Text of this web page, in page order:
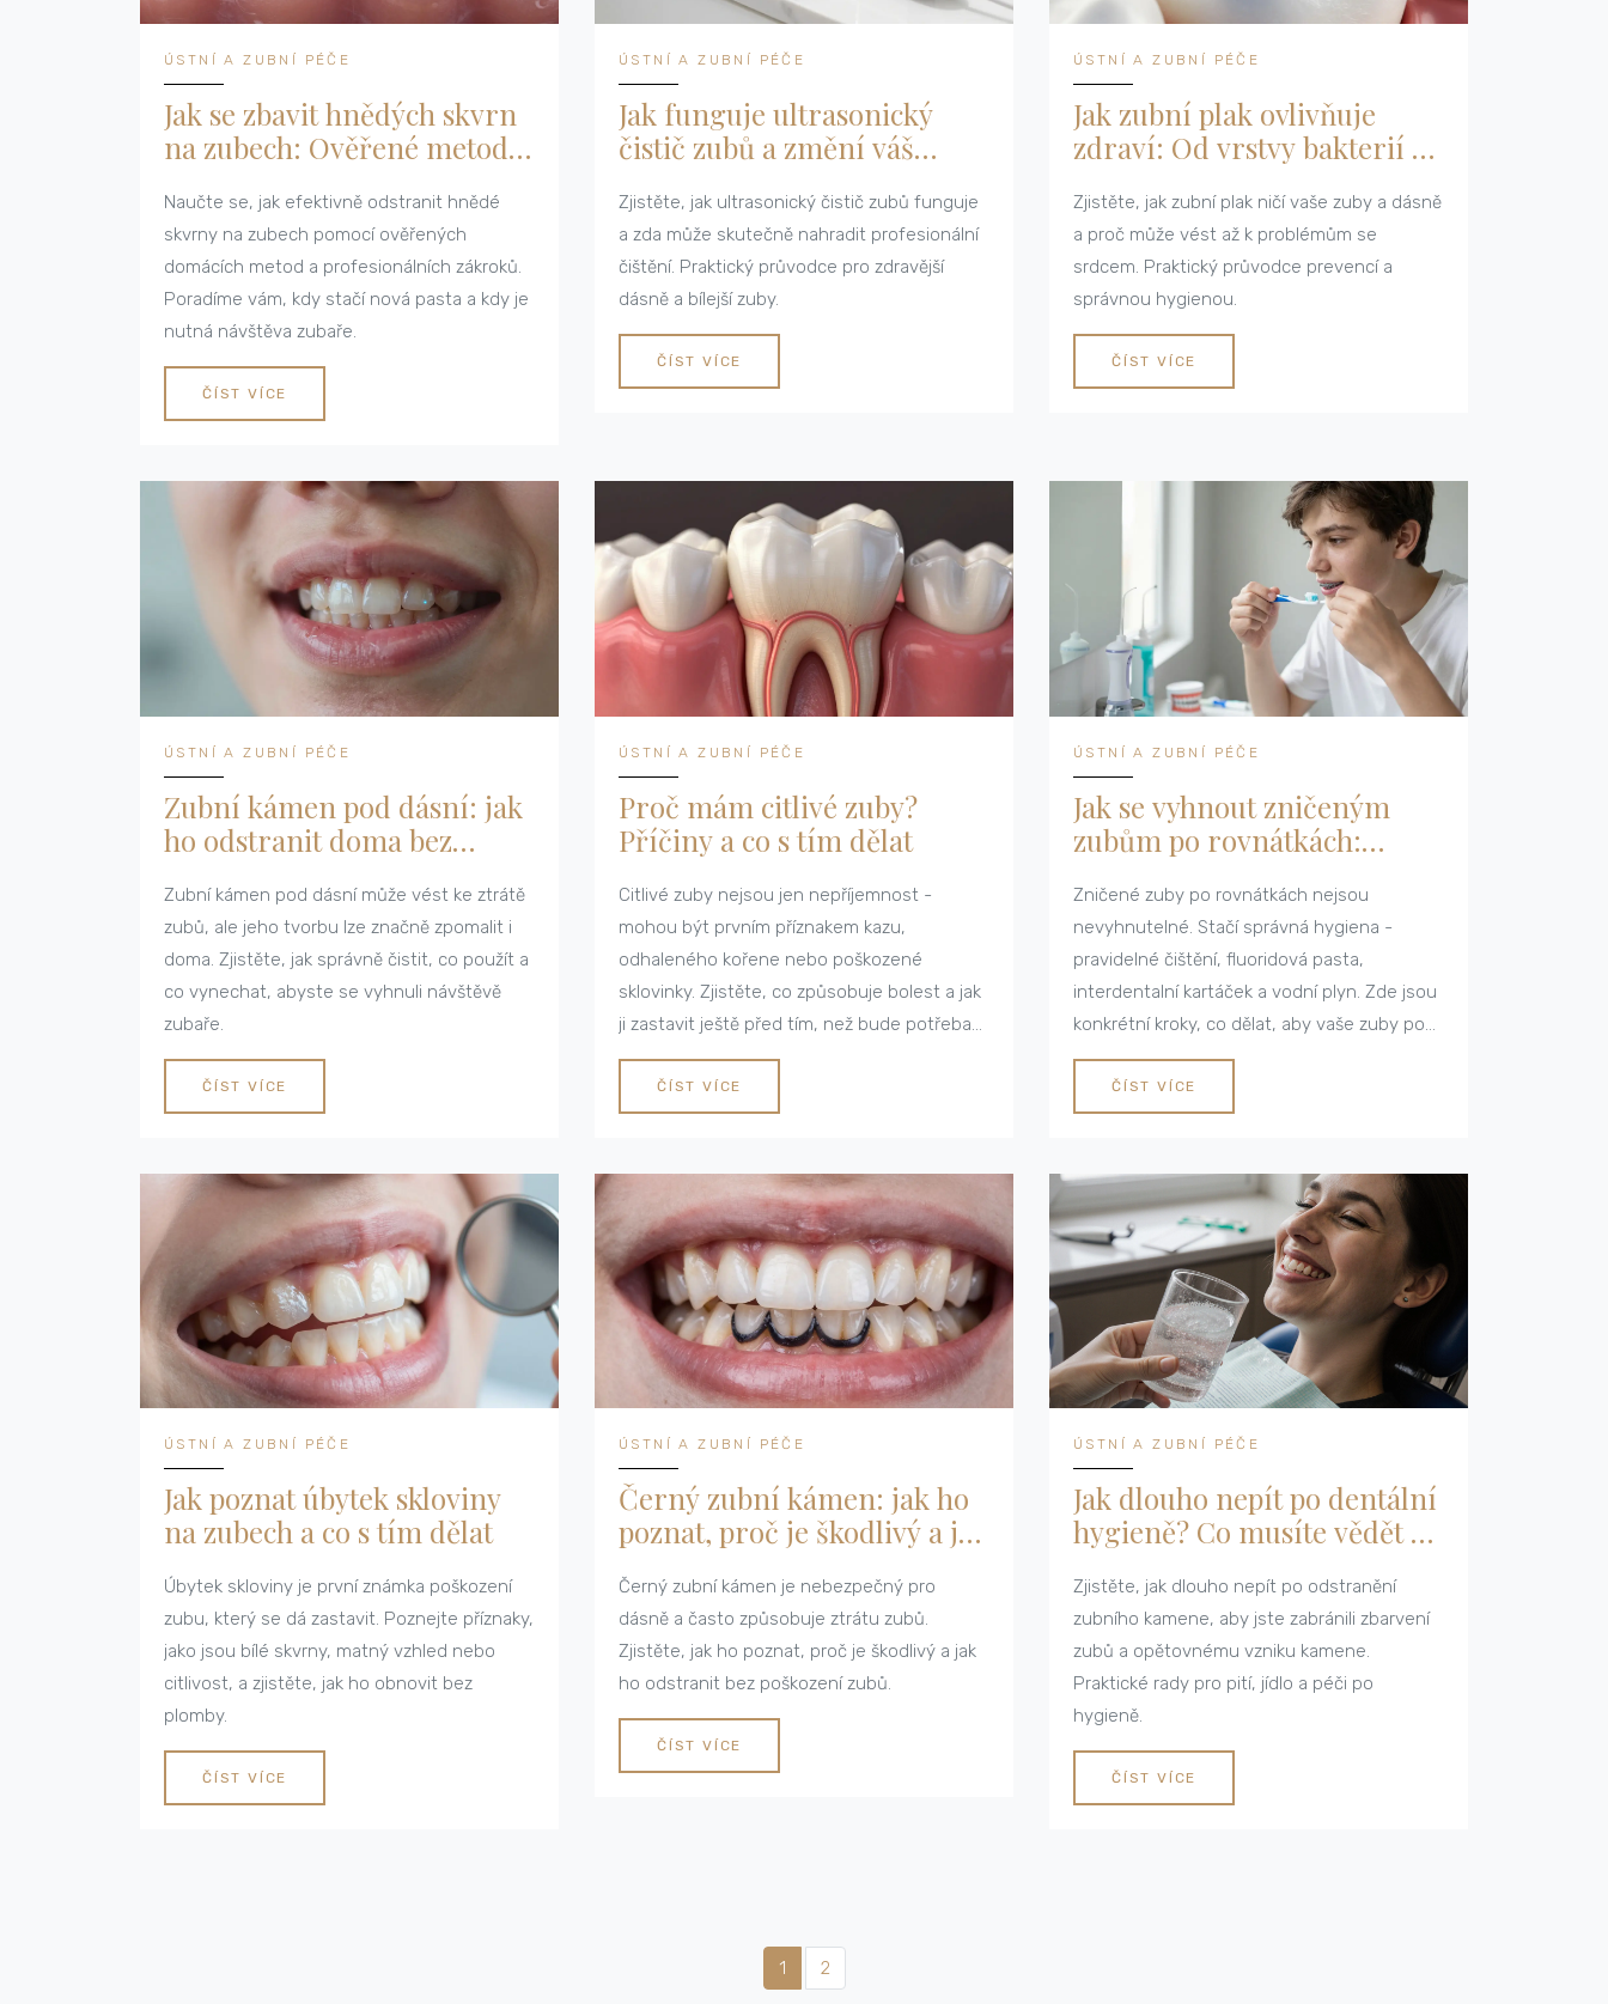
ÚSTNÍ A ZUBNÍ PÉČE
Jak se zbavit hnědých skvrn
na zubech: Ověřené metody
Naučte se, jak efektivně odstranit hnědé
skvrny na zubech pomocí ověřených
domácích metod a profesionálních zákroků.
Poradíme vám, kdy stačí nová pasta a kdy je
nutná návštěva zubaře.
ČÍST VÍCE
ÚSTNÍ A ZUBNÍ PÉČE
Jak funguje ultrasonický
čistič zubů a změní váš
Zjistěte, jak ultrasonický čistič zubů funguje
a zda může skutečně nahradit profesionální
čištění. Praktický průvodce pro zdravější
dásně a bílejší zuby.
ČÍST VÍCE
ÚSTNÍ A ZUBNÍ PÉČE
Jak zubní plak ovlivňuje
zdraví: Od vrstvy bakterií k
Zjistěte, jak zubní plak ničí vaše zuby a dásně
a proč může vést až k problémům se
srdcem. Praktický průvodce prevencí a
správnou hygienou.
ČÍST VÍCE
ÚSTNÍ A ZUBNÍ PÉČE
Zubní kámen pod dásní: jak
ho odstranit doma bez
Zubní kámen pod dásní může vést ke ztrátě
zubů, ale jeho tvorbu lze značně zpomalit i
doma. Zjistěte, jak správně čistit, co použít a
co vynechat, abyste se vyhnuli návštěvě
zubaře.
ČÍST VÍCE
ÚSTNÍ A ZUBNÍ PÉČE
Proč mám citlivé zuby?
Příčiny a co s tím dělat
Citlivé zuby nejsou jen nepříjemnost -
mohou být prvním příznakem kazu,
odhaleného kořene nebo poškozené
sklovinky. Zjistěte, co způsobuje bolest a jak
ji zastavit ještě před tím, než bude potřeba
dražší léčba.
ČÍST VÍCE
ÚSTNÍ A ZUBNÍ PÉČE
Jak se vyhnout zničeným
zubům po rovnátkách:
Zničené zuby po rovnátkách nejsou
nevyhnutelné. Stačí správná hygiena -
pravidelné čištění, fluoridová pasta,
interdentalní kartáček a vodní plyn. Zde jsou
konkrétní kroky, co dělat, aby vaše zuby po
sundání rovnátek byla zdravá a krásná.
ČÍST VÍCE
ÚSTNÍ A ZUBNÍ PÉČE
Jak poznat úbytek skloviny
na zubech a co s tím dělat
Úbytek skloviny je první známka poškození
zubu, který se dá zastavit. Poznejte příznaky,
jako jsou bílé skvrny, matný vzhled nebo
citlivost, a zjistěte, jak ho obnovit bez
plomby.
ČÍST VÍCE
ÚSTNÍ A ZUBNÍ PÉČE
Černý zubní kámen: jak ho
poznat, proč je škodlivý a jak
Černý zubní kámen je nebezpečný pro
dásně a často způsobuje ztrátu zubů.
Zjistěte, jak ho poznat, proč je škodlivý a jak
ho odstranit bez poškození zubů.
ČÍST VÍCE
ÚSTNÍ A ZUBNÍ PÉČE
Jak dlouho nepít po dentální
hygieně? Co musíte vědět o
kamene
Zjistěte, jak dlouho nepít po odstranění
zubního kamene, aby jste zabránili zbarvení
zubů a opětovnému vzniku kamene.
Praktické rady pro pití, jídlo a péči po
hygieně.
ČÍST VÍCE
1 2